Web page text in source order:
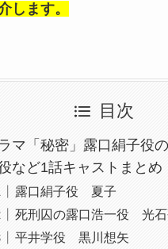
します。
目次
ラマ「秘密」露口絹子役
など1話キャストまとめ
露口絹子役 夏子
死刑囚の露口浩一役 光
平井学役 黒川想矢